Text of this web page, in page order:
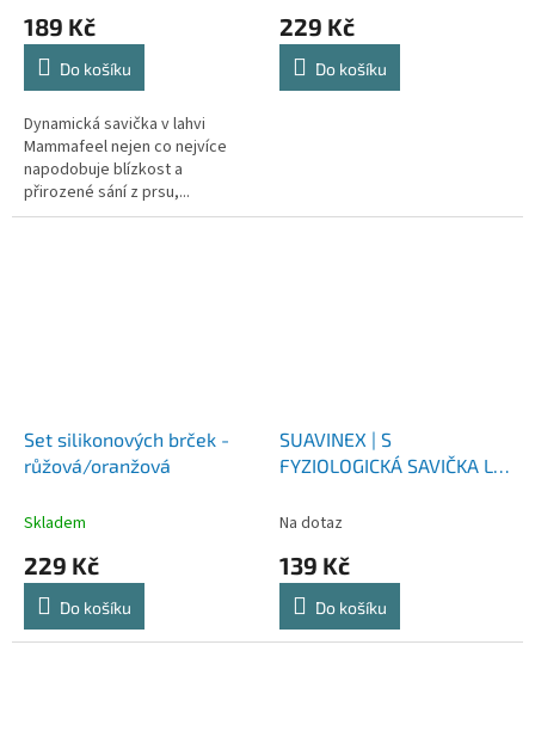
189 Kč
Do košíku
Dynamická savička v lahvi
Mammafeel nejen co nejvíce
napodobuje blízkost a
přirozené sání z prsu,...
229 Kč
Do košíku
Set silikonových brček -
růžová/oranžová
Skladem
229 Kč
Do košíku
SUAVINEX | S
FYZIOLOGICKÁ SAVIČKA LF
Na dotaz
139 Kč
Do košíku